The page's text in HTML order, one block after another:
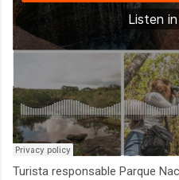
Turista responsable Parque